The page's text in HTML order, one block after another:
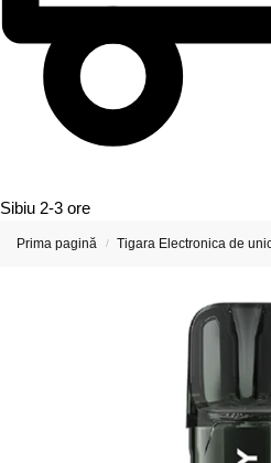
Sibiu 2-3 ore
Prima pagină / Tigara Electronica de